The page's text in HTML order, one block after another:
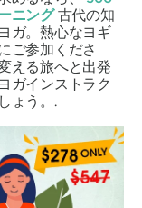
ニング古代の知
ガ。熱心なヨギ
ご参加くださ
える旅へと出発
ガインストラク
ょう。.